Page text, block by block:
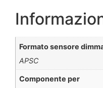
Formato sensore
APSC
Componente per